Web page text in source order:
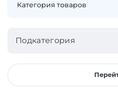
Подкатегория